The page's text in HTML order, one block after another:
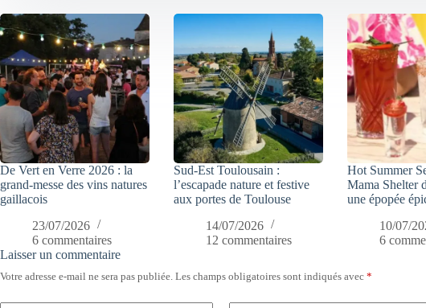
De Vert en Verre 2026 : la
grand-messe des vins natures
gaillacois
23/07/2026
6 commentaires
Sud-Est Toulousain :
l’escapade nature et festive
aux portes de Toulouse
14/07/2026
12 commentaires
Hot Summer
Mama Shelter
une épopée
10/07/
6
Laisser un commentaire
Votre adresse e-mail ne sera pas publiée. Les champs obligatoires sont indiqués avec *